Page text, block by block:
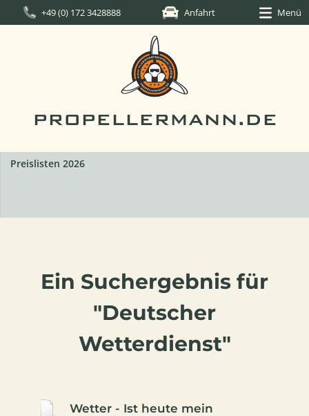
+49 (0) 172 3428888 Anfahrt Menü
PROPELLERMANN.DE
Preislisten 2026
Ein Suchergebnis für
"Deutscher
Wetterdienst"
Wetter - Ist heute mein